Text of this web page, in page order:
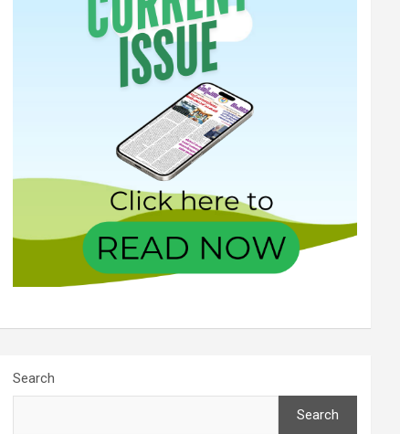
Search
Search